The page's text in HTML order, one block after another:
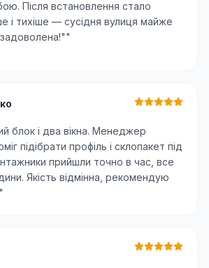
Після встановлення стало
і тихіше — сусідня вулиця майже
"
блок і два вікна. Менеджер
підібрати профіль і склопакет під
прийшли точно в час, все
Якість відмінна, рекомендую
"